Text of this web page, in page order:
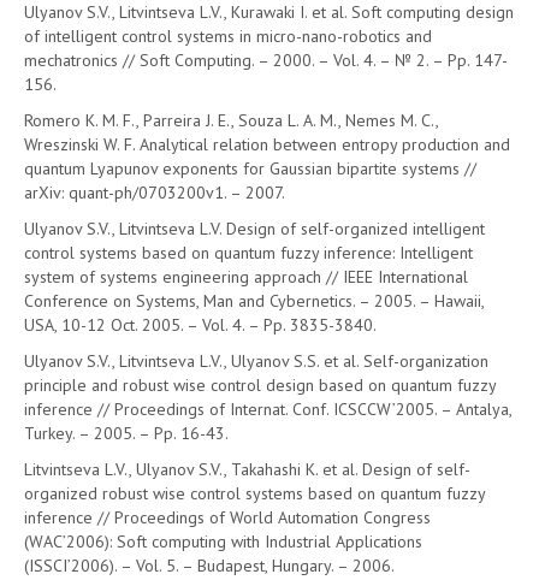
Ulyanov S.V., Litvintseva L.V., Kurawaki I. et al. Soft computing design
of intelligent control systems in micro-nano-robotics and
mechatronics // Soft Computing. – 2000. – Vol. 4. – № 2. – Pp. 147-
156.
Romero K. M. F., Parreira J. E., Souza L. A. M., Nemes M. C.,
Wreszinski W. F. Analytical relation between entropy production and
quantum Lyapunov exponents for Gaussian bipartite systems //
arXiv: quant-ph/0703200v1. – 2007.
Ulyanov S.V., Litvintseva L.V. Design of self-organized intelligent
control systems based on quantum fuzzy inference: Intelligent
system of systems engineering approach // IEEE International
Conference on Systems, Man and Cybernetics. – 2005. – Hawaii,
USA, 10-12 Oct. 2005. – Vol. 4. – Pp. 3835-3840.
Ulyanov S.V., Litvintseva L.V., Ulyanov S.S. et al. Self-organization
principle and robust wise control design based on quantum fuzzy
inference // Proceedings of Internat. Conf. ICSCCW’2005. – Antalya,
Turkey. – 2005. – Pp. 16-43.
Litvintseva L.V., Ulyanov S.V., Takahashi K. et al. Design of self-
organized robust wise control systems based on quantum fuzzy
inference // Proceedings of World Automation Congress
(WAC’2006): Soft computing with Industrial Applications
(ISSCI’2006). – Vol. 5. – Budapest, Hungary. – 2006.